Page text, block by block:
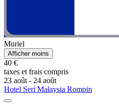
Muriel
Afficher moins
40 €
taxes et frais compris
23 août - 24 août
Hotel Seri Malaysia Rompin